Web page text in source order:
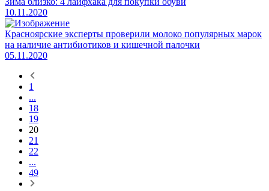
10.11.2020
Красноярские эксперты проверили молоко популярных марок
на наличие антибиотиков и кишечной палочки
05.11.2020
1
...
18
19
20
21
22
...
49